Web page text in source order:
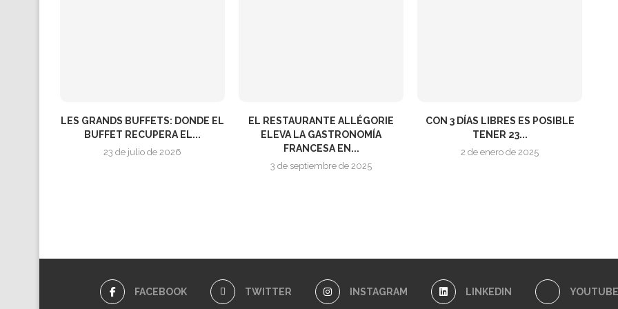
LES GRANDS BUFFETS: DONDE EL
BUFFET RECUPERA EL...
23 de julio de 2026
EL RESTAURANTE ALLÉGORIE
ELEVA LA GASTRONOMÍA
FRANCESA EN...
3 de septiembre de 2025
CON 3 DÍAS LIBRES ES POSIBLE
TENER 23...
2 de enero de 2025
FACEBOOK TWITTER INSTAGRAM LINKEDIN YOUTUBE